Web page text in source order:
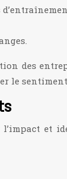
des
le
et